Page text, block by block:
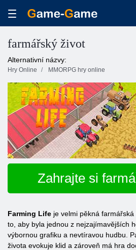
farmářský život
Alternativní názvy:
Hry Online MMORPG hry online
Zahrajte si
Farming Life je velmi pěkná
to, aby byla jednou z nejzajímavějších
výbornou grafiku a nevtíravou hudbu.
života evokuje klid a zároveň má hra